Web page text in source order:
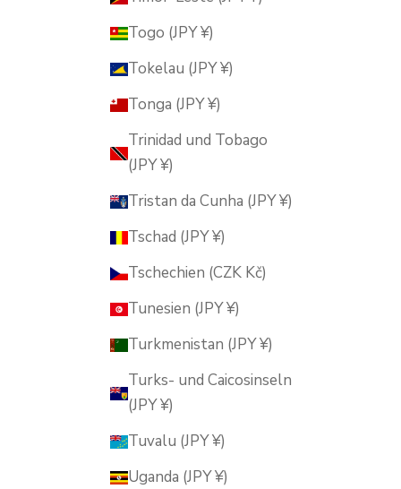
Togo (JPY ¥)
Tokelau (JPY ¥)
Tonga (JPY ¥)
Trinidad und Tobago
(JPY ¥)
Tristan da Cunha (JPY ¥)
Tschad (JPY ¥)
Tschechien (CZK Kč)
Tunesien (JPY ¥)
Turkmenistan (JPY ¥)
Turks- und Caicosinseln
(JPY ¥)
Tuvalu (JPY ¥)
Uganda (JPY ¥)